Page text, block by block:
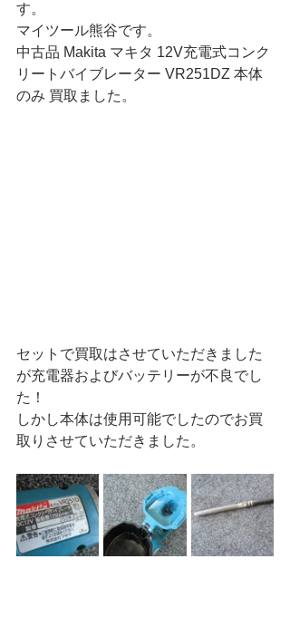
す。
マイツール熊谷です。
中古品 Makita マキタ 12V充電式コンク
リートバイブレーター VR251DZ 本体
のみ 買取ました。
セットで買取はさせていただきました
が充電器およびバッテリーが不良でし
た！
しかし本体は使用可能でしたのでお買
取りさせていただきました。